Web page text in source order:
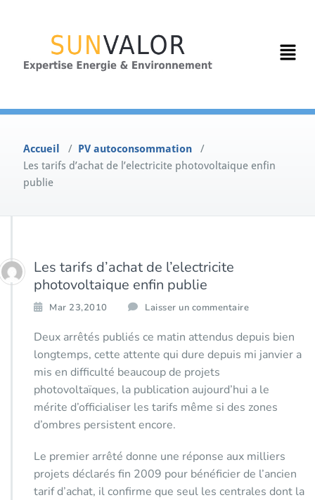
Accueil / PV autoconsommation /
Les tarifs d’achat de l’electricite photovoltaique enfin
publie
Les tarifs d’achat de l’electricite
photovoltaique enfin publie
Mar 23,2010 Laisser un commentaire
Deux arrêtés publiés ce matin attendus depuis bien
longtemps, cette attente qui dure depuis mi janvier a
mis en difficulté beaucoup de projets
photovoltaïques, la publication aujourd’hui a le
mérite d’officialiser les tarifs même si des zones
d’ombres persistent encore.
Le premier arrêté donne une réponse aux milliers
projets déclarés fin 2009 pour bénéficier de l’ancien
tarif d’achat, il confirme que seul les centrales dont la